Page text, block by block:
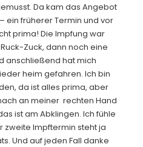
Da kam das Angebot
ein früherer Termin und vor
prima! Die Impfung war
Zuck, dann noch eine
anschließend hat mich
heim gefahren. Ich bin
da ist alles prima, aber
an meiner rechten Hand
ist am Abklingen. Ich fühle
zweite Impftermin steht ja
Und auf jeden Fall danke